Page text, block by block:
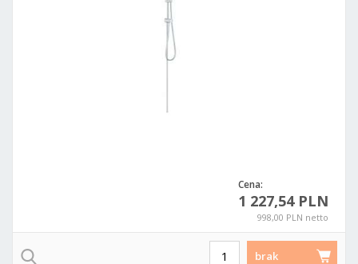
Cena:
1 227,54 PLN
998,00 PLN netto
brak